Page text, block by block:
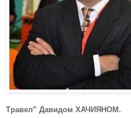
Травел” Давидом ХАЧИЯНОМ.